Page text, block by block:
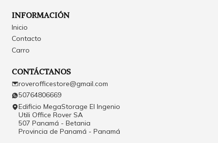
INFORMACIÓN
Inicio
Contacto
Carro
CONTÁCTANOS
roverofficestore@gmail.com
50764806669
Edificio MegaStorage El Ingenio
Utili Office Rover SA
507 Panamá - Betania
Provincia de Panamá - Panamá